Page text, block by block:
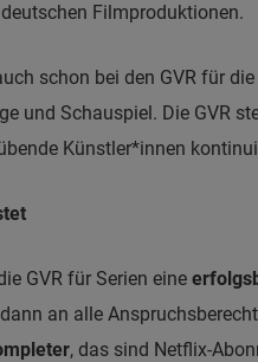
Filmproduktionen.
schon bei den GVR für
und Schauspiel. Die GVR
Künstler*innen
GVR für Serien eine
an alle
, das sind Netflix-